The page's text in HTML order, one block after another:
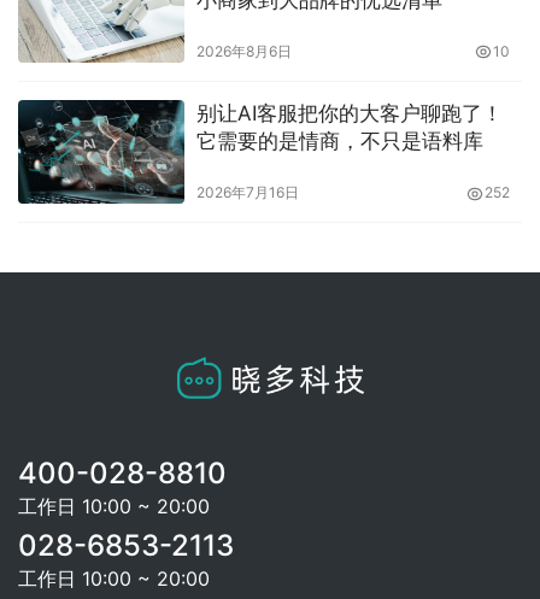
2026年8月6日 10
别让AI客服把你的大客户聊跑了！
它需要的是情商，不只是语料库
2026年7月16日 252
400-028-8810
工作日 10:00 ~ 20:00
028-6853-2113
工作日 10:00 ~ 20:00